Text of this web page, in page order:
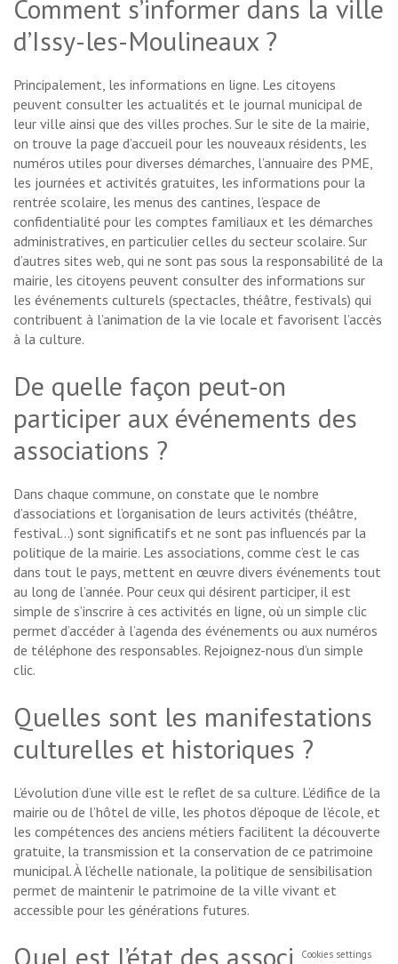
Comment s’informer dans la ville
d’Issy-les-Moulineaux ?
Principalement, les informations en ligne. Les citoyens
peuvent consulter les actualités et le journal municipal de
leur ville ainsi que des villes proches. Sur le site de la mairie,
on trouve la page d’accueil pour les nouveaux résidents, les
numéros utiles pour diverses démarches, l’annuaire des PME,
les journées et activités gratuites, les informations pour la
rentrée scolaire, les menus des cantines, l’espace de
confidentialité pour les comptes familiaux et les démarches
administratives, en particulier celles du secteur scolaire. Sur
d’autres sites web, qui ne sont pas sous la responsabilité de la
mairie, les citoyens peuvent consulter des informations sur
les événements culturels (spectacles, théâtre, festivals) qui
contribuent à l’animation de la vie locale et favorisent l’accès
à la culture.
De quelle façon peut-on
participer aux événements des
associations ?
Dans chaque commune, on constate que le nombre
d’associations et l’organisation de leurs activités (théâtre,
festival…) sont significatifs et ne sont pas influencés par la
politique de la mairie. Les associations, comme c’est le cas
dans tout le pays, mettent en œuvre divers événements tout
au long de l’année. Pour ceux qui désirent participer, il est
simple de s’inscrire à ces activités en ligne, où un simple clic
permet d’accéder à l’agenda des événements ou aux numéros
de téléphone des responsables. Rejoignez-nous d’un simple
clic.
Quelles sont les manifestations
culturelles et historiques ?
L’évolution d’une ville est le reflet de sa culture. L’édifice de la
mairie ou de l’hôtel de ville, les photos d’époque de l’école, et
les compétences des anciens métiers facilitent la découverte
gratuite, la transmission et la conservation de ce patrimoine
municipal. À l’échelle nationale, la politique de sensibilisation
permet de maintenir le patrimoine de la ville vivant et
accessible pour les générations futures.
Quel est l’état des associations
Cookies settings